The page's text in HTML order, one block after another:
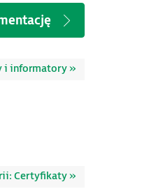
i informatory »
Certyfikaty »